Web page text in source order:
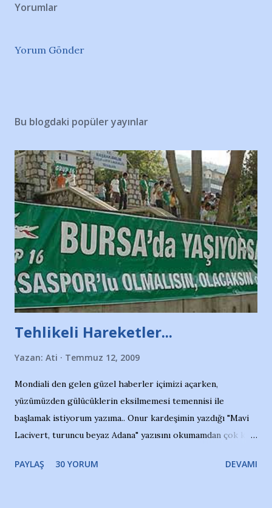
Yorumlar
Yorum Gönder
Bu blogdaki popüler yayınlar
Tehlikeli Hareketler...
Yazan: Ati Temmuz 12, 2009
Mondiali den gelen güzel haberler içimizi açarken,
yüzümüzden gülücüklerin eksilmemesi temennisi ile
başlamak istiyorum yazıma.. Onur kardeşimin yazdığı "Mavi
Lacivert, turuncu beyaz Adana" yazısını okumamdan çok kısa
irkildim.. "Bursasporlu taraftarlar, İstanbul takımlarının
PAYLAŞ 30 YORUM DEVAMI